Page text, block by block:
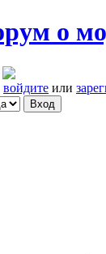
войдите или